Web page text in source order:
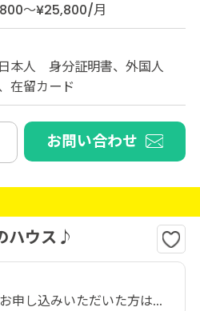
～¥25,800/月
本人 身分証明書、外国人
在留カード
お問い合わせ
ハウス♪
し込みいただいた方は...